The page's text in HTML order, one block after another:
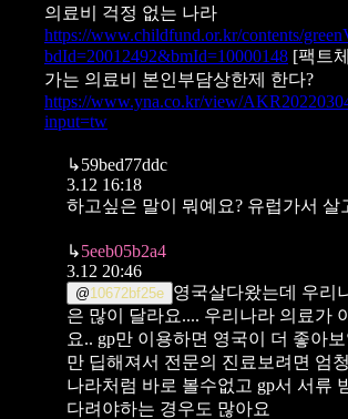
의료비 걱정 없는 나라
https://www.childfund.or.kr/contents/
bdId=20012492&bmId=10000148 [팩트
가는 의료비 본인부담상한제 한다?
https://www.yna.co.kr/view/
input=tw
↳59bed77ddc
3.12 16:18
하고싶은 말이 뭐예요? 유럽가서 살
↳5eeb05b2a4
3.12 20:46
@10672bf25e 영국살다왔는데 우리
은 많이 달라요.... 우리나라 의료가
요.. gp만 이용하면 영국이 더 좋아
만 딥해져서 전문의 진료보려면 엄
나라처럼 바로 볼수없고 gp서 서류
다려야하는 경우도 많아요